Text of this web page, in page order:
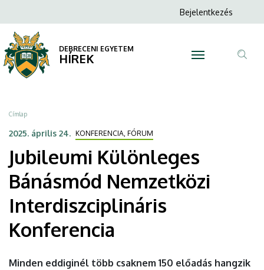
Különleges
Bánásmód
Nemzetközi
Interdiszciplináris
Konferencia
DEBRECENI
EGYETEM
a
tartalomra
Anonim
menüje
Bejelentkezés
DEBRECENI EGYETEM
HÍREK
Morzsa
Címlap
2025. április 24. KONFERENCIA, FÓRUM
Jubileumi Különleges
Bánásmód Nemzetközi
Interdiszciplináris
Konferencia
Minden eddiginél több csaknem 150 előadás hangzik